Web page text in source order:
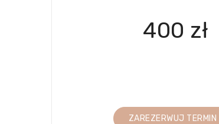
400 zł
ZAREZERWUJ TERMIN